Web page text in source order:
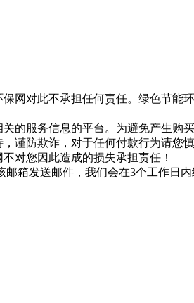
网对此不承担任何责任。绿色节能
的服务信息的平台。为避免产生购
谨防欺诈，对于任何付款行为请您
对您因此造成的损失承担责任！
箱发送邮件，我们会在3个工作日